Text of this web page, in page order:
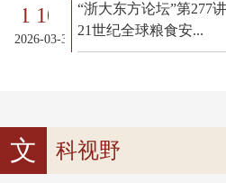
31 10:00:00
2026-03-31 10:00:00
“浙大东方论坛”第277讲
21世纪全球粮食安...
文 科视野